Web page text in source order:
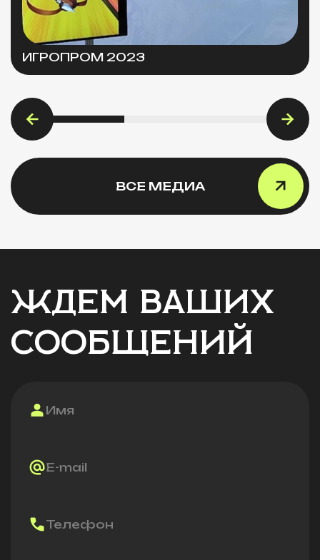
ИГРОПРОМ 2023
ВСЕ МЕДИА
ЖДЕМ ВАШИХ
СООБЩЕНИЙ
Имя
E-mail
Телефон